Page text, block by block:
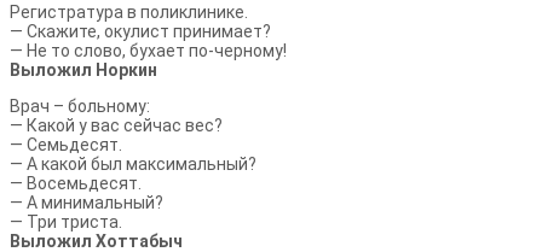
Регистратура в поликлинике.
— Скажите, окулист принимает?
— Не то слово, бухает по-черному!
Выложил Норкин
Врач – больному:
— Какой у вас сейчас вес?
— Семьдесят.
— А какой был максимальный?
— Восемьдесят.
— А минимальный?
— Три триста.
Выложил Хоттабыч